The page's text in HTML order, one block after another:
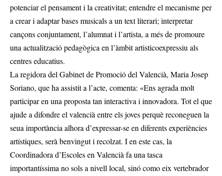
potenciar el pensament i la creativitat; entendre el mecanisme per
a crear i adaptar bases musicals a un text literari; interpretar
cançons conjuntament, l’alumnat i l’artista, a més de promoure
una actualització pedagògica en l’àmbit artisticoexpressiu als
centres educatius.
La regidora del Gabinet de Promoció del Valencià, Maria Josep
Soriano, que ha assistit a l’acte, comenta: «Ens agrada molt
participar en una proposta tan interactiva i innovadora. Tot el que
ajude a difondre el valencià entre els joves perquè reconeguen la
seua importància alhora d’expressar-se en diferents experiències
artístiques, serà benvingut i recolzat. I en este cas, la
Coordinadora d’Escoles en Valencià fa una tasca
importantíssima no sols a nivell local, sinó como eix vertebrador